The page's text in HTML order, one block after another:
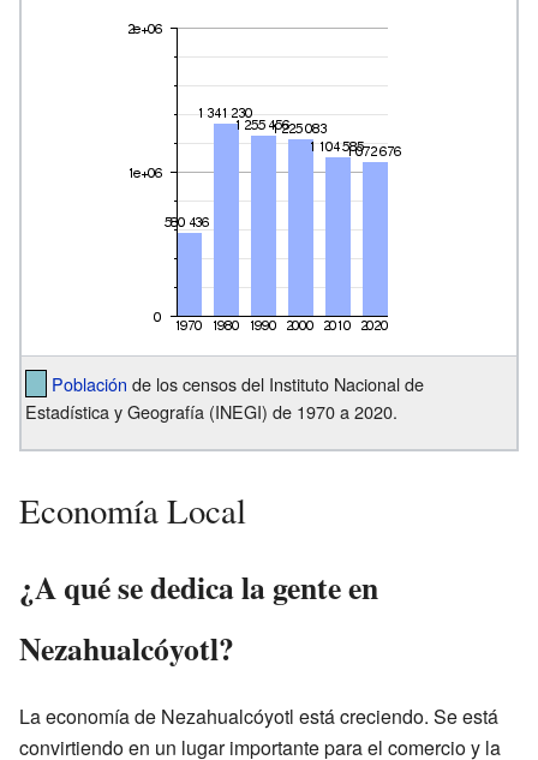
Población de los censos del Instituto Nacional de
Estadística y Geografía (INEGI) de 1970 a 2020.
Economía Local
¿A qué se dedica la gente en
Nezahualcóyotl?
La economía de Nezahualcóyotl está creciendo. Se está
convirtiendo en un lugar importante para el comercio y la